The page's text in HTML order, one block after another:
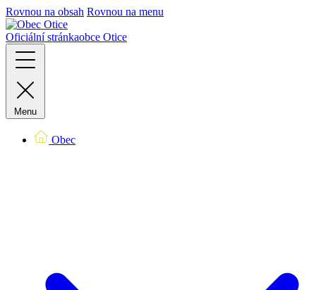
Rovnou na obsah Rovnou na menu
Oficiální stránkaobce Otice
Menu
Obec